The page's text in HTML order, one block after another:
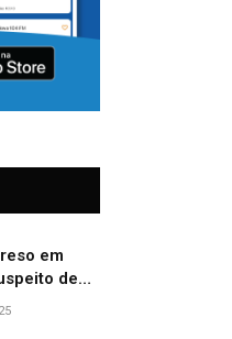
em
de
incêndios
mesmo